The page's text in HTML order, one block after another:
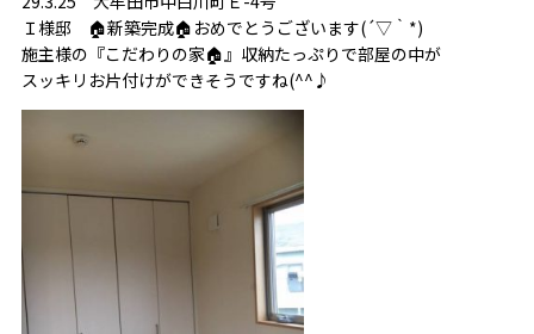
Ｉ様邸
🏠新築完成🏠 おめでとうございます(´▽｀*)
施主様の『こだわりの家🏠』収納たっぷりで部屋の中が
スッキリお片付けができそうですね(^^♪